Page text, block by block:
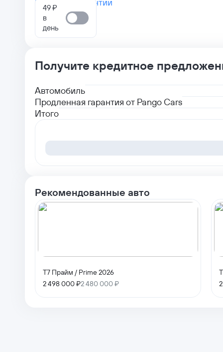
49 ₽
в
день
Получите кредитное
Автомобиль
Продленная гарантия от Pango Cars
Итого
Рекомендованные авто
T7 Прайм / Prime 2026
2 498 000 ₽2 480 000 ₽